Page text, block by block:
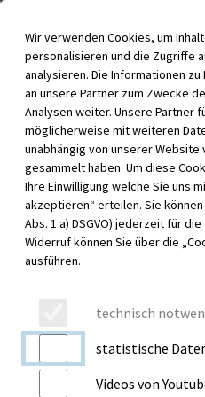
Menü für barrierefreie
SCHULZENTRUM FÜR
Der Beruf Pflegefachfrau/
Wir verwenden Cookies, um
personalisieren und die Zugriffe
analysieren. Die Informationen
an unsere Partner zum Zwecke
Analysen weiter. Unsere Partner
möglicherweise mit weiteren
unabhängig von unserer Website
gesammelt haben. Um diese
Ihre Einwilligung welche Sie uns
akzeptieren“ erteilen. Sie
Abs. 1 a) DSGVO) jederzeit für
Widerruf können Sie über die
ausführen.
technisch
statistische
Videos von